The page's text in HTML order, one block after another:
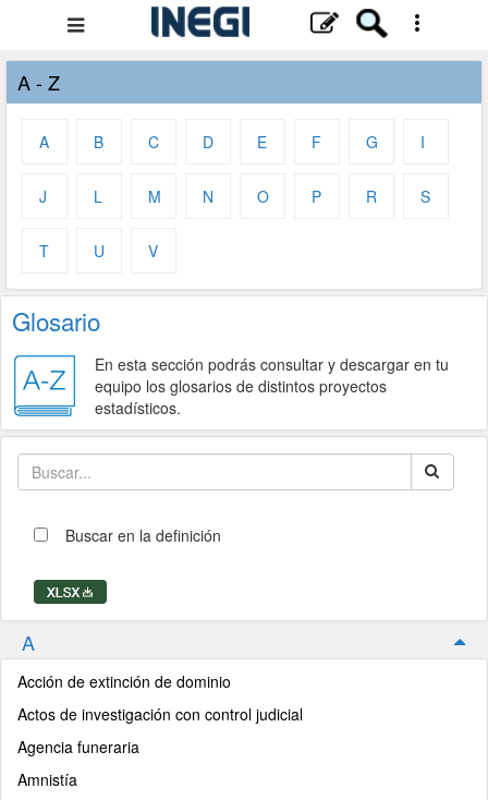
Menú
de
A - Z
A B C D E F G I
J L M N O P R S
T U V
Glosario
En esta sección podrás consultar y descargar en tu
equipo los glosarios de distintos proyectos
estadísticos.
Buscar en la definición
A
Acción de extinción de dominio
Actos de investigación con control judicial
Agencia funeraria
Amnistía